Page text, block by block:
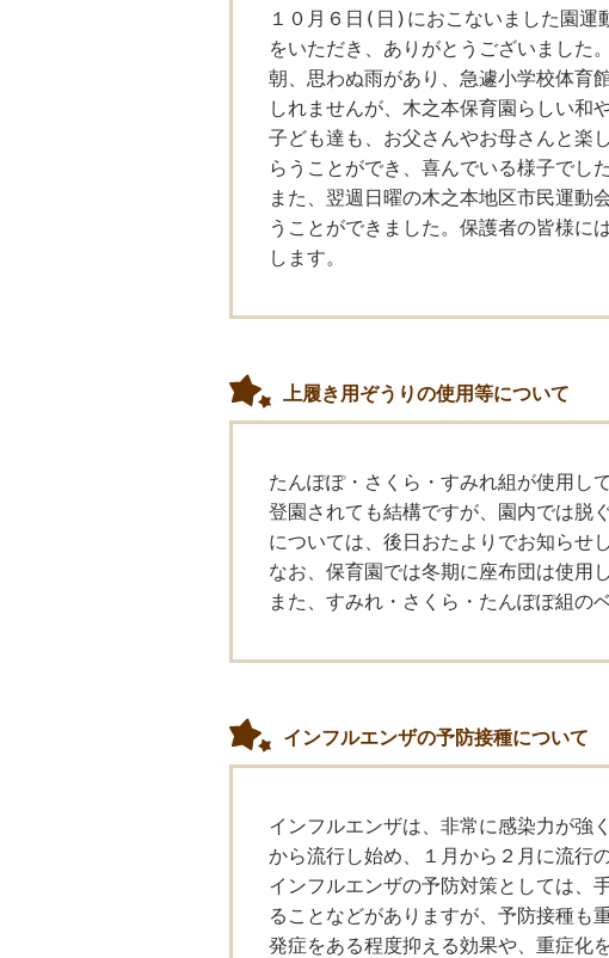
１０月６日(日)におこないました園運
をいただき、ありがとうございました。
朝、思わぬ雨があり、急遽小学校体育
しれませんが、木之本保育園らしい和
子ども達も、お父さんやお母さんと楽
らうことができ、喜んでいる様子でした
また、翌週日曜の木之本地区市民運動
うことができました。保護者の皆様に
します。
上履き用ぞうりの使用等について
たんぽぽ・さくら・すみれ組が使用し
登園されても結構ですが、園内では脱
については、後日おたよりでお知らせし
なお、保育園では冬期に座布団は使用
また、すみれ・さくら・たんぽぽ組の
インフルエンザの予防接種について
インフルエンザは、非常に感染力が強
から流行し始め、１月から２月に流行
インフルエンザの予防対策としては、
ることなどがありますが、予防接種も
発症をある程度抑える効果や、重症化